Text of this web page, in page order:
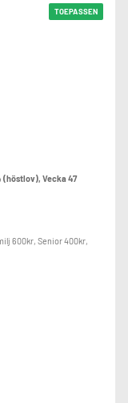
TOEPASSEN
(höstlov), Vecka 47
600kr, Senior 400kr,